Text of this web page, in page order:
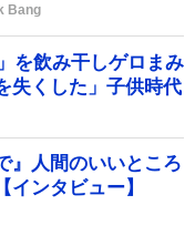
Bang
を飲み干しゲロまみ
失くした」子供時代
』人間のいいところ
ンタビュー】